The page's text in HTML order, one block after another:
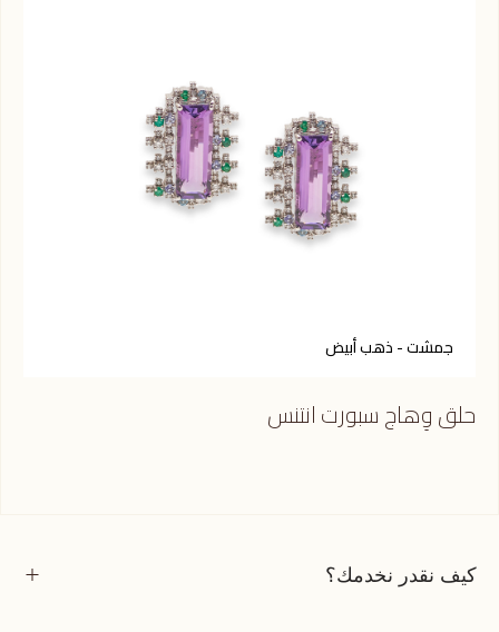
جمشت - ذهب أبيض
حلق وِهاج سبورت انتنس
كيف نقدر نخدمك؟